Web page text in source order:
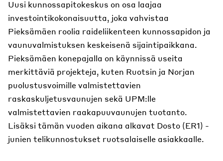
Uusi kunnossapitokeskus on osa laajaa
investointikokonaisuutta, joka vahvistaa
Pieksämäen roolia raideliikenteen kunnossapidon ja
vaunuvalmistuksen keskeisenä sijaintipaikkana.
Pieksämäen konepajalla on käynnissä useita
merkittäviä projekteja, kuten Ruotsin ja Norjan
puolustusvoimille valmistettavien
raskaskuljetusvaunujen sekä UPM:lle
valmistettavien raakapuuvaunujen tuotanto.
Lisäksi tämän vuoden aikana alkavat Dosto (ER1) -
junien telikunnostukset ruotsalaiselle asiakkaalle.